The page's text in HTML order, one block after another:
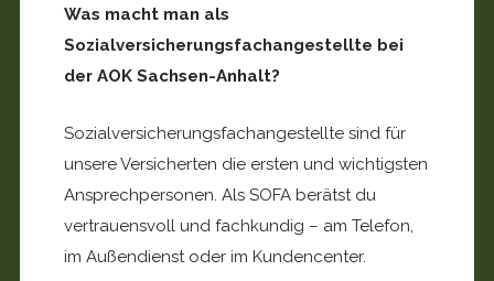
Was macht man als
Sozialversicherungsfachangestellte bei
der AOK Sachsen­-Anhalt?
Sozialversicherungsfachangestellte sind für
unsere Versicherten die ersten und wichtigsten
Ansprech­personen. Als SOFA berätst du
vertrauensvoll und fachkundig – am Telefon,
im Außendienst oder im Kundencenter.